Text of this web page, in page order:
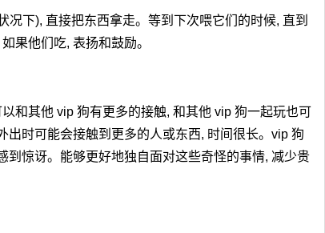
况下), 直接把东西拿走。等到下次喂它们的时候, 直到
果他们吃, 表扬和鼓励。
和其他 vip 狗有更多的接触, 和其他 vip 狗一起玩也可
出时可能会接触到更多的人或东西, 时间很长。vip 狗
到惊讶。能够更好地独自面对这些奇怪的事情, 减少贵